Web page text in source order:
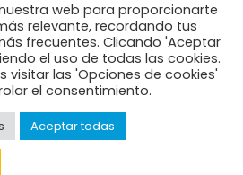
por Torrelodones 2021
de privacidad
de cookies
web para proporcionarte
relevante, recordando tus
frecuentes. Clicando 'Aceptar
el uso de todas las cookies.
visitar las 'Opciones de cookies'
el consentimiento.
Aceptar todas